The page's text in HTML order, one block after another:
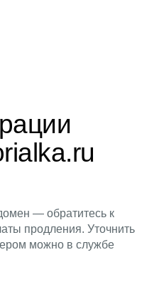
— обратитесь к
продления. Уточнить
можно в службе